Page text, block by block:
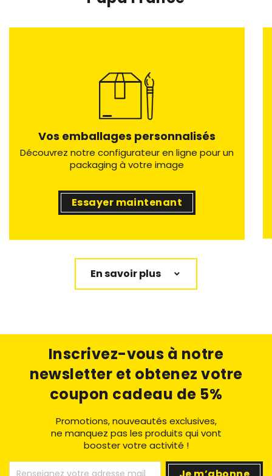
Vos emballages personnalisés
Découvrez notre configurateur en ligne pour un
packaging à votre image
Essayer maintenant
En savoir plus
Inscrivez-vous à notre
newsletter et obtenez votre
coupon cadeau de 5%
Promotions, nouveautés exclusives,
ne manquez pas les produits qui vont
booster votre activité !